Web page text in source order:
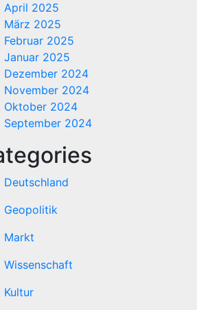
April 2025
März 2025
Februar 2025
Januar 2025
Dezember 2024
November 2024
Oktober 2024
September 2024
Deutschland
Geopolitik
Markt
Wissenschaft
Kultur